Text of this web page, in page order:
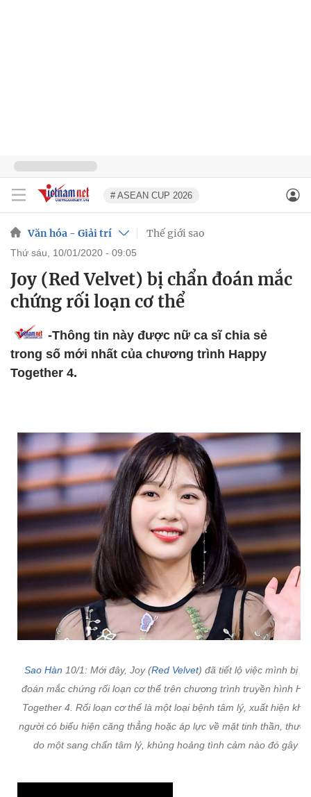
# ASEAN CUP 2026
Văn hóa - Giải trí Thế giới sao
thứ sáu, 10/01/2020 - 09:05
Joy (Red Velvet) bị chẩn đoán mắc
chứng rối loạn cơ thể
-Thông tin này được nữ ca sĩ chia sẻ
trong số mới nhất của chương trình Happy
Together 4.
Sao Hàn 10/1: Mới đây, Joy (Red Velvet) đã tiết lộ việc mình bị
đoán mắc chứng rối loạn cơ thể trên chương trình truyền hình
Together 4. Rối loạn cơ thể là một loại bệnh tâm lý, xuất hiện khi
người có biểu hiện căng thẳng hoặc áp lực về mặt tinh thần,
do một sang chấn tâm lý, khủng hoảng tình cảm nào đó gây